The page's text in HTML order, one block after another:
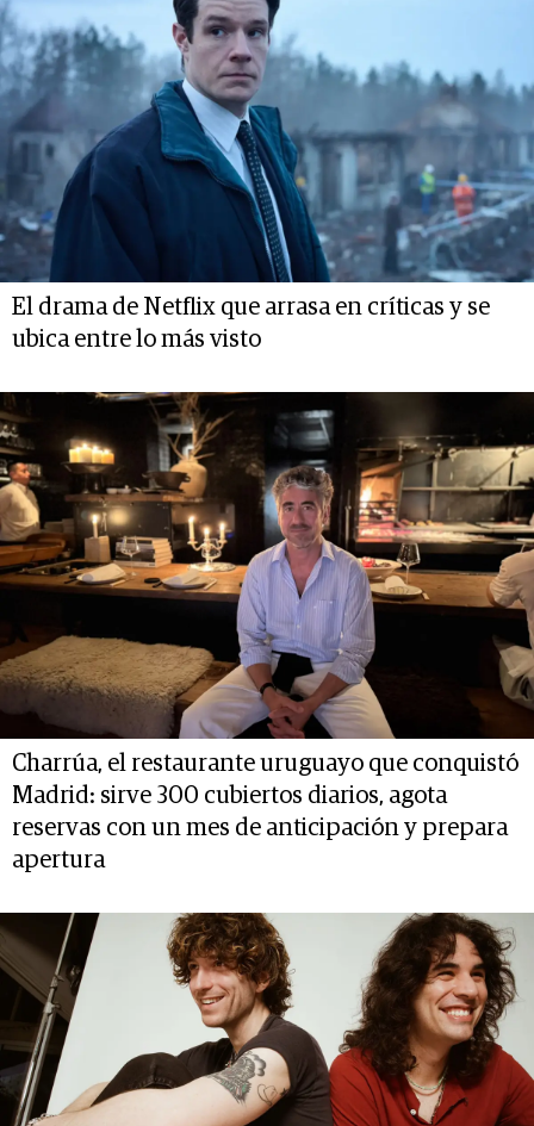
El drama de Netflix que arrasa en críticas y se
ubica entre lo más visto
Charrúa, el restaurante uruguayo que conquistó
Madrid: sirve 300 cubiertos diarios, agota
reservas con un mes de anticipación y prepara
apertura